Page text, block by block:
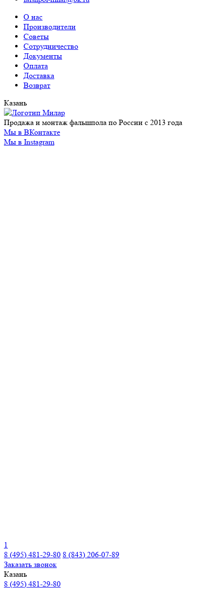
О нас
Производители
Советы
Сотрудничество
Документы
Оплата
Доставка
Возврат
Казань
Продажа и монтаж фальшпола по России с 2013 года
Мы в ВКонтакте
Мы в Instagram
1
8 (495) 481-29-80 8 (843) 206-07-89
Заказать звонок
Казань
8 (495) 481-29-80